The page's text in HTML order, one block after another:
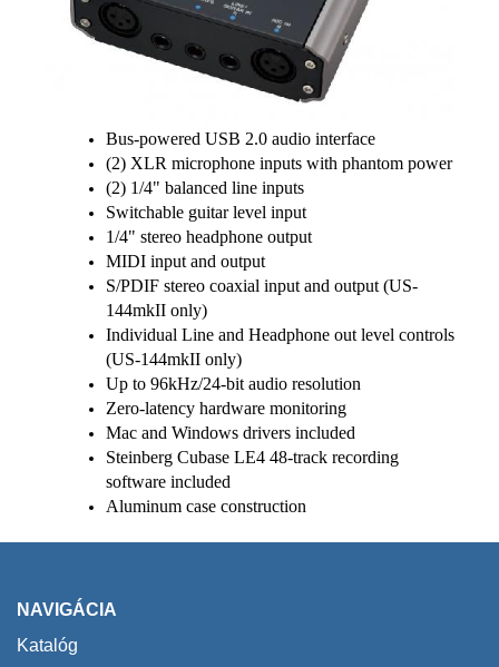
Bus-powered USB 2.0 audio interface
(2) XLR microphone inputs with phantom power
(2) 1/4" balanced line inputs
Switchable guitar level input
1/4" stereo headphone output
MIDI input and output
S/PDIF stereo coaxial input and output (US-
144mkII only)
Individual Line and Headphone out level controls
(US-144mkII only)
Up to 96kHz/24-bit audio resolution
Zero-latency hardware monitoring
Mac and Windows drivers included
Steinberg Cubase LE4 48-track recording
software included
Aluminum case construction
NAVIGÁCIA
Katalóg